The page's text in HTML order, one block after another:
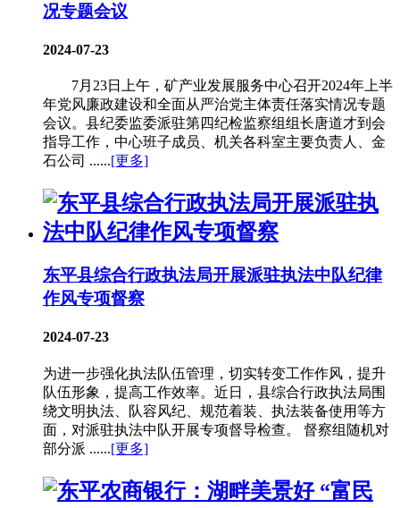
况专题会议
2024-07-23
7月23日上午，矿产业发展服务中心召开2024年上半
年党风廉政建设和全面从严治党主体责任落实情况专题
会议。县纪委监委派驻第四纪检监察组组长唐道才到会
指导工作，中心班子成员、机关各科室主要负责人、金
石公司 ......[更多]
东平县综合行政执法局开展派驻执法中队纪律
作风专项督察
2024-07-23
为进一步强化执法队伍管理，切实转变工作作风，提升
队伍形象，提高工作效率。近日，县综合行政执法局围
绕文明执法、队容风纪、规范着装、执法装备使用等方
面，对派驻执法中队开展专项督导检查。 督察组随机对
部分派 ......[更多]